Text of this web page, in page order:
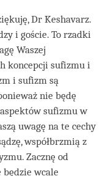
Dr Keshavarz.
i goście. To rzadki
Waszej
koncepcji sufizmu i
i sufizm są
nie będę
sufizmu w
uwagę na te cechy
współbrzmią z
Zacznę od
wcale